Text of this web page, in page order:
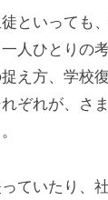
といっても
人ひとりの
え方、学校
ぞれが、さ
ていたり、